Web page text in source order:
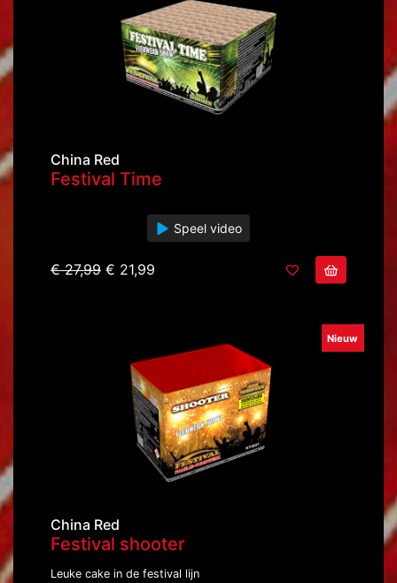
China Red
Festival Time
Speel video
€ 27,99 € 21,99
Nieuw
China Red
Festival shooter
Leuke cake in de festival lijn